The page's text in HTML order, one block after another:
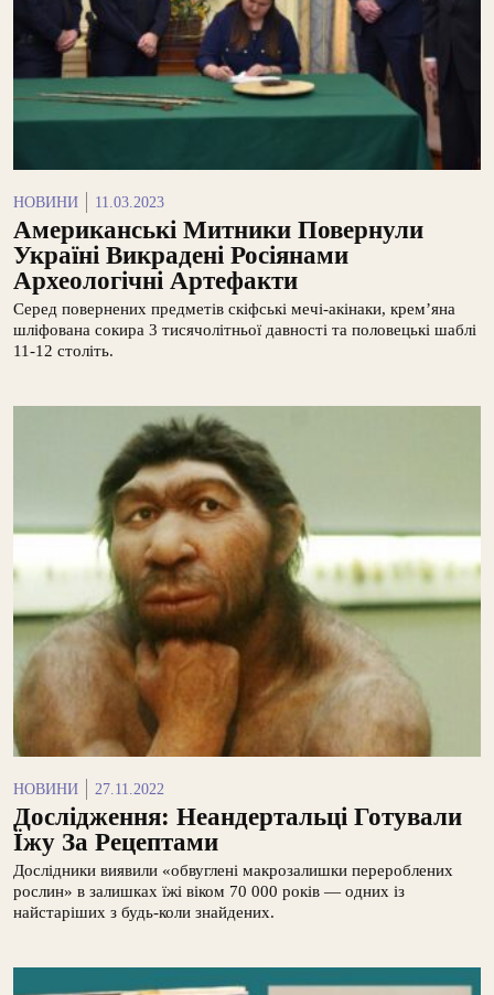
НОВИНИ 11.03.2023
Американські Митники Повернули
Україні Викрадені Росіянами
Археологічні Артефакти
Серед повернених предметів скіфські мечі-акінаки, крем’яна
шліфована сокира 3 тисячолітньої давності та половецькі шаблі
11-12 століть.
НОВИНИ 27.11.2022
Дослідження: Неандертальці Готували
Їжу За Рецептами
Дослідники виявили «обвуглені макрозалишки перероблених
рослин» в залишках їжі віком 70 000 років — одних із
найстаріших з будь-коли знайдених.